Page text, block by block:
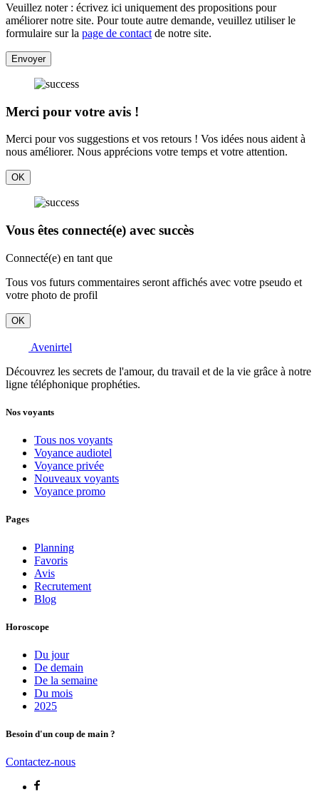
Veuillez noter : écrivez ici uniquement des propositions pour
améliorer notre site. Pour toute autre demande, veuillez utiliser le
formulaire sur la page de contact de notre site.
Envoyer
Merci pour votre avis !
Merci pour vos suggestions et vos retours ! Vos idées nous aident à
nous améliorer. Nous apprécions votre temps et votre attention.
OK
Vous êtes connecté(e) avec succès
Connecté(e) en tant que
Tous vos futurs commentaires seront affichés avec votre pseudo et
votre photo de profil
OK
Avenirtel
Découvrez les secrets de l'amour, du travail et de la vie grâce à notre
ligne téléphonique prophéties.
Nos voyants
Tous nos voyants
Voyance audiotel
Voyance privée
Nouveaux voyants
Voyance promo
Pages
Planning
Favoris
Avis
Recrutement
Blog
Horoscope
Du jour
De demain
De la semaine
Du mois
2025
Besoin d'un coup de main ?
Contactez-nous